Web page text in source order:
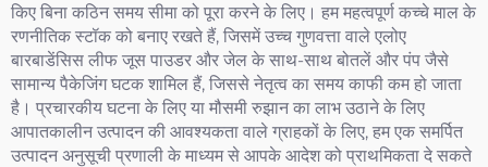
किए बिना कठिन समय सीमा को पूरा करने के लिए। हम महत्वपूर्ण कच्चे माल के
रणनीतिक स्टॉक को बनाए रखते हैं, जिसमें उच्च गुणवत्ता वाले एलोए
बारबाडेंसिस लीफ जूस पाउडर और जेल के साथ-साथ बोतलें और पंप जैसे
सामान्य पैकेजिंग घटक शामिल हैं, जिससे नेतृत्व का समय काफी कम हो जाता
है। प्रचारकीय घटना के लिए या मौसमी रुझान का लाभ उठाने के लिए
आपातकालीन उत्पादन की आवश्यकता वाले ग्राहकों के लिए, हम एक समर्पित
उत्पादन अनुसूची प्रणाली के माध्यम से आपके आदेश को प्राथमिकता दे सकते